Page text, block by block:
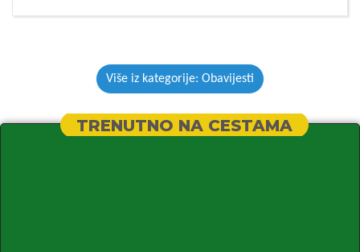
Više iz kategorije: Obavijesti
TRENUTNO NA CESTAMA